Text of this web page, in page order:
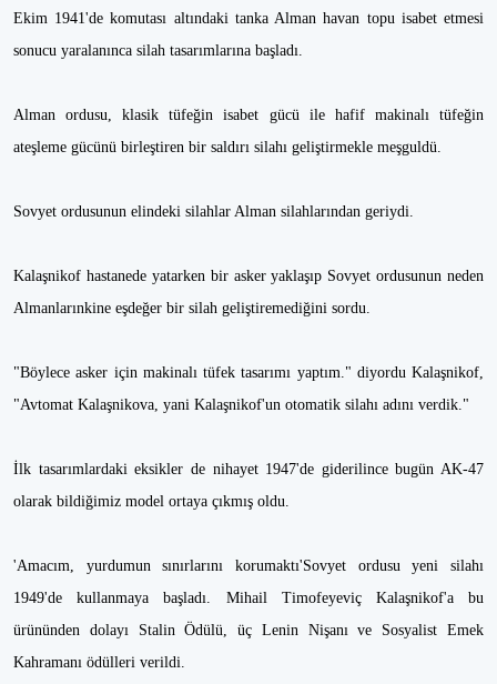
Ekim 1941'de komutası altındaki tanka Alman havan topu isabet etmesi
sonucu yaralanınca silah tasarımlarına başladı.
Alman ordusu, klasik tüfeğin isabet gücü ile hafif makinalı tüfeğin
ateşleme gücünü birleştiren bir saldırı silahı geliştirmekle meşguldü.
Sovyet ordusunun elindeki silahlar Alman silahlarından geriydi.
Kalaşnikof hastanede yatarken bir asker yaklaşıp Sovyet ordusunun neden
Almanlarınkine eşdeğer bir silah geliştiremediğini sordu.
"Böylece asker için makinalı tüfek tasarımı yaptım." diyordu Kalaşnikof,
"Avtomat Kalaşnikova, yani Kalaşnikof'un otomatik silahı adını verdik."
İlk tasarımlardaki eksikler de nihayet 1947'de giderilince bugün AK-47
olarak bildiğimiz model ortaya çıkmış oldu.
'Amacım, yurdumun sınırlarını korumaktı'Sovyet ordusu yeni silahı
1949'de kullanmaya başladı. Mihail Timofeyeviç Kalaşnikof'a bu
ürününden dolayı Stalin Ödülü, üç Lenin Nişanı ve Sosyalist Emek
Kahramanı ödülleri verildi.